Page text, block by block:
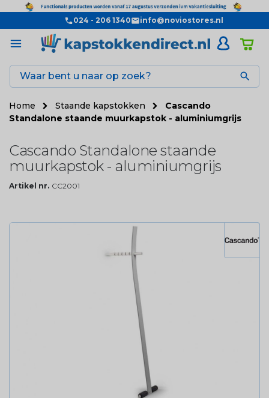
024 - 206 1340 info@noviostores.nl

Home Staande kapstokken
Cascando
Standalone staande muurkapstok - aluminiumgrijs
Cascando Standalone staande
muurkapstok - aluminiumgrijs
Artikel nr. CC2001